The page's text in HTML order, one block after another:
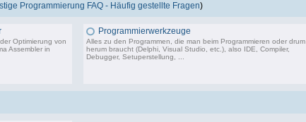
Programmierung FAQ - Häufig gestellte Fragen)
Optimierung von
Assembler in
Programmierwerkzeuge
Alles zu den Programmen, die man beim Programmieren oder drum
herum braucht (Delphi, Visual Studio, etc.), also IDE, Compiler,
Debugger, Setuperstellung, ...